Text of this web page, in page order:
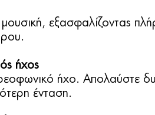
εξασφαλίζοντας
ήχος
ήχο. Απολαύστε
ένταση.